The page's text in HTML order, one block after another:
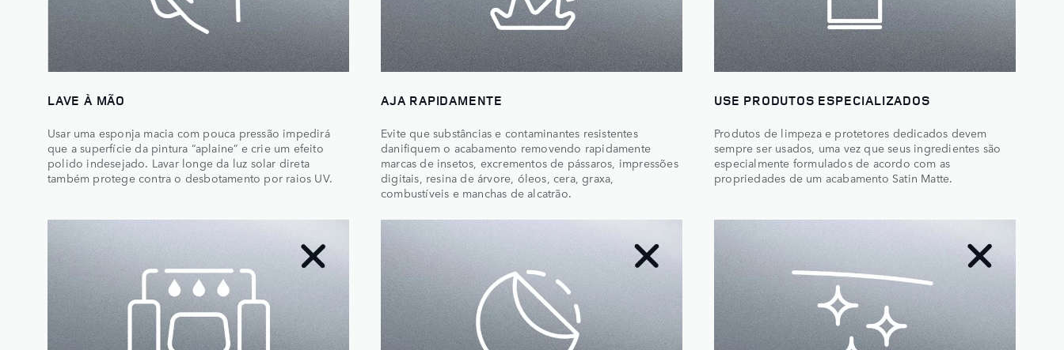
LAVE À MÃO
Usar uma esponja macia com pouca pressão impedirá
que a superfície da pintura “aplaine” e crie um efeito
polido indesejado. Lavar longe da luz solar direta
também protege contra o desbotamento por raios UV.
AJA RAPIDAMENTE
Evite que substâncias e contaminantes resistentes
danifiquem o acabamento removendo rapidamente
marcas de insetos, excrementos de pássaros, impressões
digitais, resina de árvore, óleos, cera, graxa,
combustíveis e manchas de alcatrão.
USE PRODUTOS ESPECIALIZADOS
Produtos de limpeza e protetores dedicados devem
sempre ser usados, uma vez que seus ingredientes são
especialmente formulados de acordo com as
propriedades de um acabamento Satin Matte.